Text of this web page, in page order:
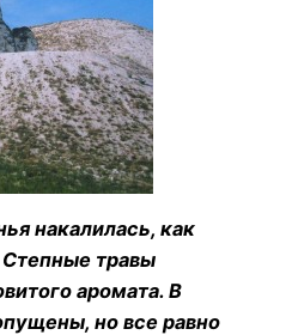
накалилась, как
Степные травы
аромата. В
но все равно